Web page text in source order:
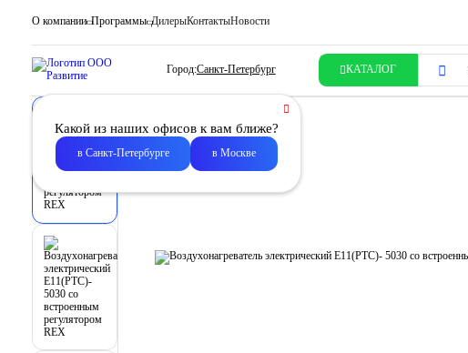
О компании Программы ДилерыКонтактыНовости
Город:Санкт-Петербург КАТАЛОГ
Какой из наших офисов к вам ближе?
в Санкт-Петербурге в Москве